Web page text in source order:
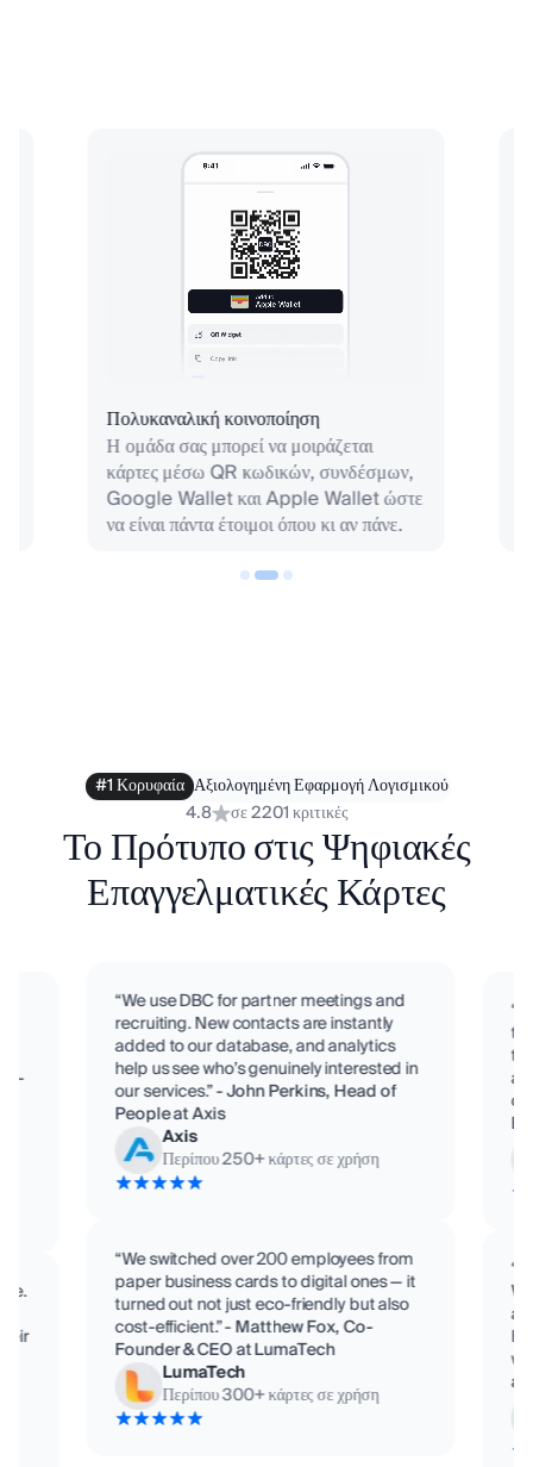
Πολυκαναλική κοινοποίηση
Η ομάδα σας μπορεί να μοιράζεται
κάρτες μέσω QR κωδικών, συνδέσμων,
Google Wallet και Apple Wallet ώστε
να είναι πάντα έτοιμοι όπου κι αν πάνε.
#1 Κορυφαία Αξιολογημένη Εφαρμογή Λογισμικού
4.8
σε 2201 κριτικές
Το Πρότυπο στις Ψηφιακές
Επαγγελματικές Κάρτες
C-
“We use DBC for partner meetings and
recruiting. New contacts are instantly
added to our database, and analytics
help us see who’s genuinely interested in
our services.”-John Perkins, Head of
People at Axis
Axis
Περίπου250+κάρτες σε χρήση
“We switched over 200 employees from
paper business cards to digital ones — it
turned out not just eco-friendly but also
cost-efficient.”-Matthew Fox, Co-
Founder & CEO at LumaTech
LumaTech
Περίπου300+κάρτες σε χρήση at